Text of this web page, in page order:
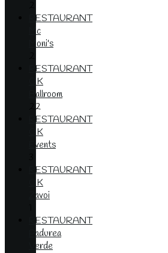
RESTAURANT
Mc
Moni's
RESTAURANT
OK
Ballroom
22
RESTAURANT
OK
Events
RESTAURANT
OK
Zavoi
RESTAURANT
Padurea
Verde